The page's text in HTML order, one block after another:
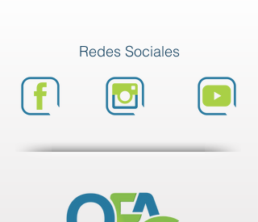
Redes Sociales